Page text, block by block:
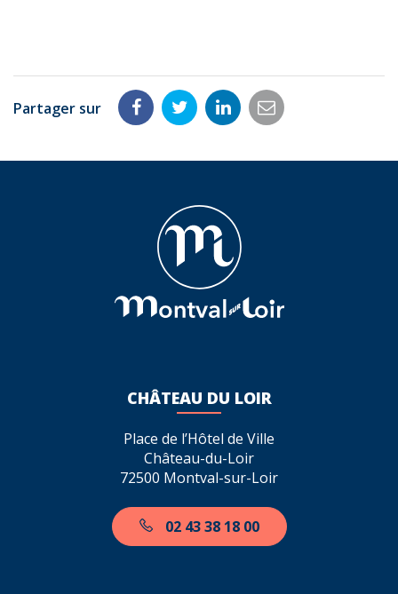
Partager sur
Partager
Facebook
Partager
Twitter
Partager
LinkedIn
Partager
email
CHÂTEAU DU LOIR
Place de l’Hôtel de Ville
Château-du-Loir
72500 Montval-sur-Loir
02 43 38 18 00